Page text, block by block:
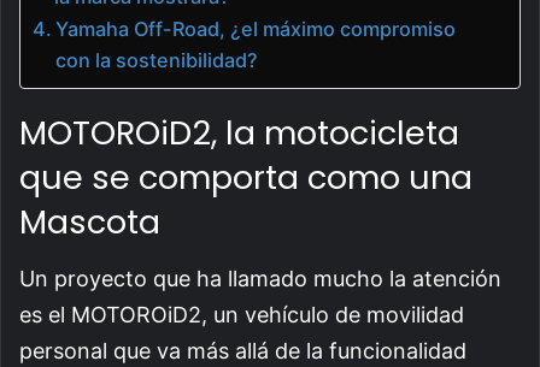
Yamaha Off-Road, ¿el máximo compromiso
con la sostenibilidad?
MOTOROiD2, la motocicleta
que se comporta como una
Mascota
Un proyecto que ha llamado mucho la atención
es el MOTOROiD2, un vehículo de movilidad
personal que va más allá de la funcionalidad